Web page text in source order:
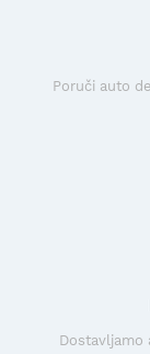
Poruči auto
Dostavljamo